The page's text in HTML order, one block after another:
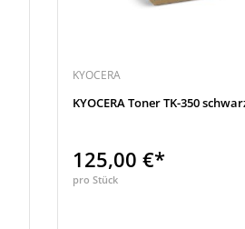
KYOCERA
KYOCERA Toner TK-350
125,00 €*
pro Stück